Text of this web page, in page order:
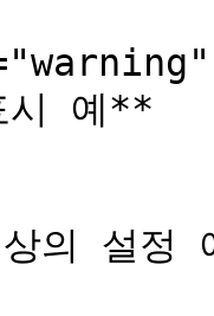
시 예**
의 설정